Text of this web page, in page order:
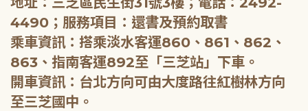
4490；服務項目：還書及預約取書
乘車資訊：搭乘淡水客運860、861、862、
863、指南客運892至「三芝站」下車。
開車資訊：台北方向可由大度路往紅樹林方向
至三芝國中。